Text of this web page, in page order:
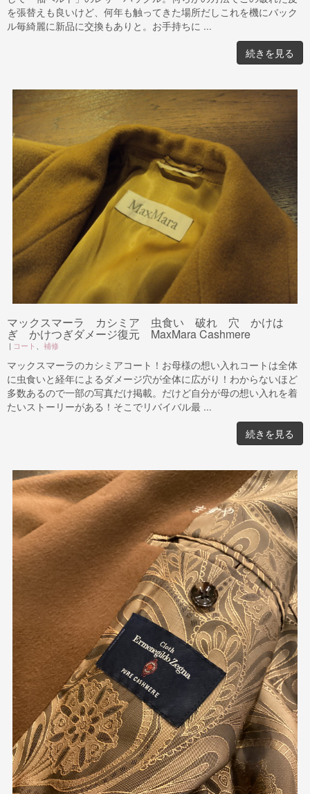
を張替えも良いけど、何年も触ってきた場所だしこれを機にバック
ル毎綺麗に新品に交換もありと。お手持ちに ...
続きを見る
マックスマーラ カシミア 虫食い 破れ 穴 かけは
ぎ かけつぎダメージ復元 MaxMara Cashmere
| コート 補修
マックスマーラのカシミアコート！お母様の想い入れコートは全体
に虫食いと経年によるダメージ穴が全体に広がり！わからないほど
多数あるので一部の写真だけ掲載。だけど自分が母の想い入れを着
たいストーリーがある！そこでリバイバル最 ...
続きを見る